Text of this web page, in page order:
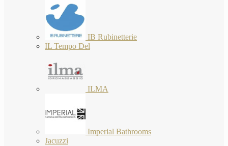
IB Rubinetterie
IL Tempo Del
ILMA
Imperial Bathrooms
Jacuzzi